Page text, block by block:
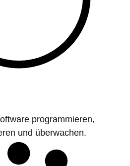
programmieren,
und überwachen.